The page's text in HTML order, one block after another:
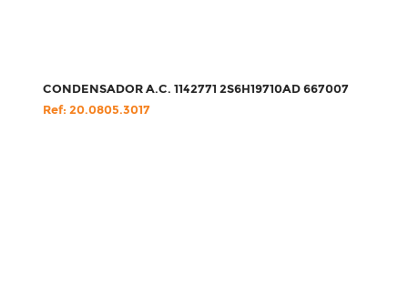
CONDENSADOR A.C. 1142771 2S6H19710AD 667007
Ref: 20.0805.3017